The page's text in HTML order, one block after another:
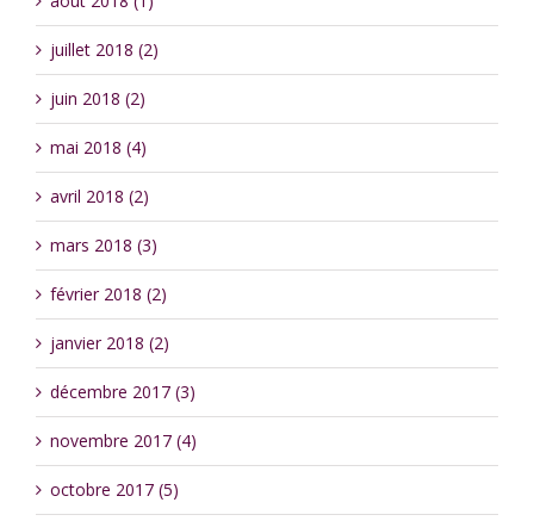
juillet 2018 (2)
juin 2018 (2)
mai 2018 (4)
avril 2018 (2)
mars 2018 (3)
février 2018 (2)
janvier 2018 (2)
décembre 2017 (3)
novembre 2017 (4)
octobre 2017 (5)